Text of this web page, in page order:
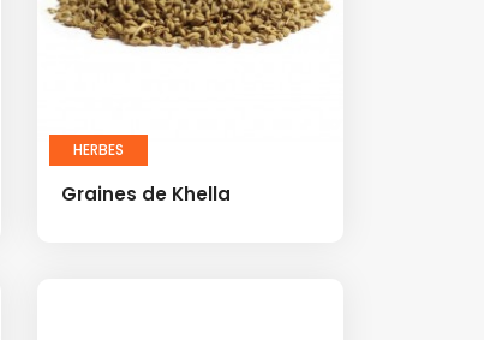
HERBES
Graines de Khella